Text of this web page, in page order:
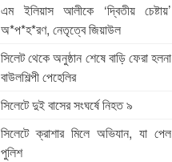
এম ইলিয়াস আলীকে ‘দ্বিতীয় চেষ্টায়’
অ*প*হ*রণ, নেতৃত্বে জিয়াউল
সিলেট থেকে অনুষ্ঠান শেষে বাড়ি ফেরা হলনা
বাউলশিল্পী পেহেলির
সিলেটে দুই বাসের সংঘর্ষে নিহত ৯
সিলেটে ক্রাশার মিলে অভিযান, যা পেল
পুলিশ